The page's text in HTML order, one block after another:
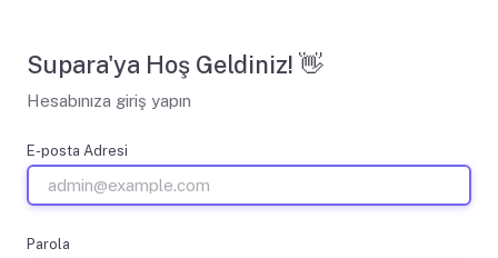
Supara'ya Hoş Geldiniz! 👋
Hesabınıza giriş yapın
E-posta Adresi
Parola